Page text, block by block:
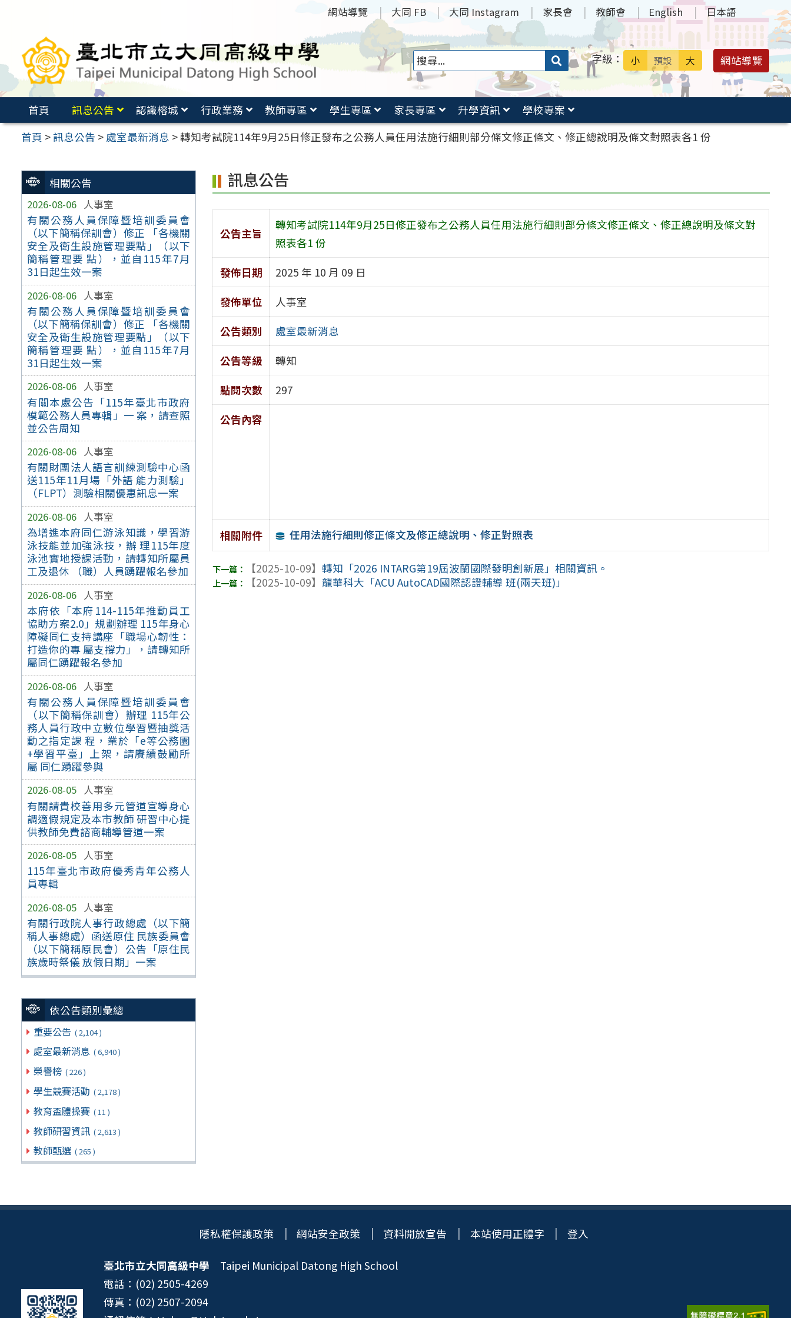
要
容
網站導覽 大同 FB 大同 Instagram 家長會 教師會 English 日本語
搜
送出 字級： 小 預設 大 網站導覽
首頁 訊息公告 認識榕城 行政業務 教師專區 學生專區 家長專區 升學資訊
學校專案
首頁 >訊息公告 > 處室最新消息 >轉知考試院114年9月25日修正發布之公務人員任用法施行細則部分條文修正條文、修正總說明及條文對照表各1 份
相關公告
2026-08-06 人事室
有關公務人員保障暨培訓委員會
（以下簡稱保訓會）修正 「各機關
安全及衛生設施管理要點」（以下
簡稱管理要 點），並自115年7月
31日起生效一案
2026-08-06 人事室
有關公務人員保障暨培訓委員會
（以下簡稱保訓會）修正 「各機關
安全及衛生設施管理要點」（以下
簡稱管理要 點），並自115年7月
31日起生效一案
2026-08-06 人事室
有關本處公告「115年臺北市政府
模範公務人員專輯」一 案，請查照
並公告周知
2026-08-06 人事室
有關財團法人語言訓練測驗中心函
送115年11月場「外語 能力測驗」
（FLPT）測驗相關優惠訊息一案
2026-08-06 人事室
為增進本府同仁游泳知識，學習游
泳技能並加強泳技，辦 理115年度
泳池實地授課活動，請轉知所屬員
工及退休 （職）人員踴躍報名參加
2026-08-06 人事室
本府依「本府114-115年推動員工
協助方案2.0」規劃辦理 115年身心
障礙同仁支持講座「職場心韌性：
打造你的專 屬支撐力」，請轉知所
屬同仁踴躍報名參加
2026-08-06 人事室
有關公務人員保障暨培訓委員會
（以下簡稱保訓會）辦理 115年公
務人員行政中立數位學習暨抽獎活
動之指定課 程，業於「e等公務園
+學習平臺」上架，請賡續鼓勵所
屬 同仁踴躍參與
2026-08-05 人事室
有關請貴校善用多元管道宣導身心
調適假規定及本市教師 研習中心提
供教師免費諮商輔導管道一案
2026-08-05 人事室
115年臺北市政府優秀青年公務人
員專輯
2026-08-05 人事室
有關行政院人事行政總處（以下簡
稱人事總處）函送原住 民族委員會
（以下簡稱原民會）公告「原住民
族歲時祭儀 放假日期」一案
依公告類別彙總
重要公告 ( 2,104 )
處室最新消息 ( 6,940 )
榮譽榜 ( 226 )
學生競賽活動 ( 2,178 )
教育盃體操賽 ( 11 )
教師研習資訊 ( 2,613 )
教師甄選 ( 265 )
訊息公告
公告主旨
轉知考試院114年9月25日修正發布之公務人員任用法施行細則部分條文修正條文、修正總說明及條文對
照表各1 份
發佈日期
2025 年 10 月 09 日
發佈單位
人事室
公告類別
處室最新消息
公告等級
轉知
點閱次數
297
公告內容
相關附件 任用法施行細則修正條文及修正總說明、修正對照表
【2025-10-09】轉知「2026 INTARG第19屆波蘭國際發明創新展」相關資訊。
【2025-10-09】 龍華科大「ACU AutoCAD國際認證輔導 班(兩天班)」
隱私權保護政策 網站安全政策 資料開放宣告 本站使用正體字 登入
臺北市立大同高級中學 Taipei Municipal Datong High School
電話：(02) 2505-4269
傳真：(02) 2507-2094